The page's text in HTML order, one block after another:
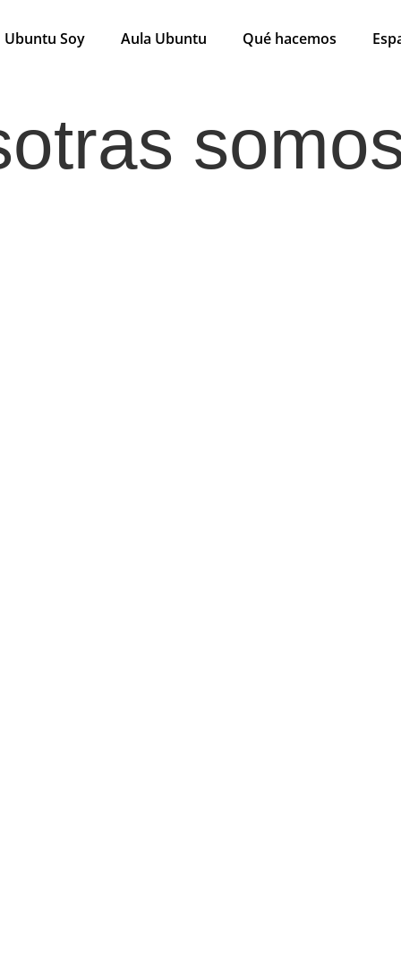
Ubuntu Soy Aula Ubuntu Qué hacemos